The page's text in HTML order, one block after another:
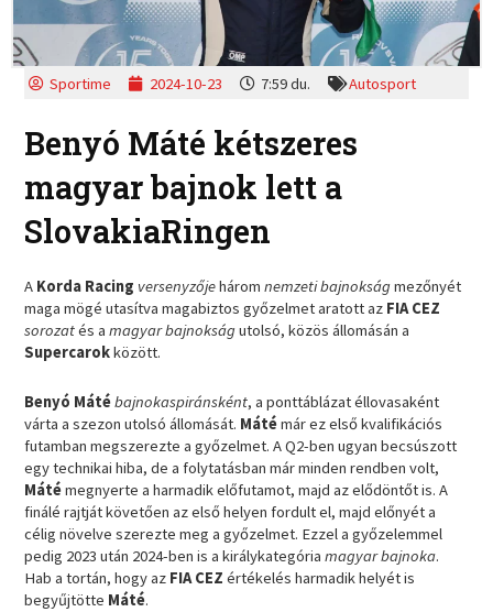
Sportime 2024-10-23 7:59 du. Autosport
Benyó Máté kétszeres
magyar bajnok lett a
SlovakiaRingen
A Korda Racing versenyzőjeháromnemzeti bajnokságmezőnyét
maga mögé utasítva magabiztos győzelmet aratott az FIA CEZ
sorozatés amagyar bajnokságutolsó, közös állomásán a
Supercarokközött.
Benyó Mátébajnokaspiránsként, a ponttáblázat éllovasaként
várta a szezon utolsó állomását. Mátémár ez első kvalifikációs
futamban megszerezte a győzelmet. A Q2-ben ugyan becsúszott
egy technikai hiba, de a folytatásban már minden rendben volt,
Mátémegnyerte a harmadik előfutamot, majd az elődöntőt is. A
finálé rajtját követően az első helyen fordult el, majd előnyét a
célig növelve szerezte meg a győzelmet. Ezzel a győzelemmel
pedig 2023 után 2024-ben is a királykategóriamagyar bajnoka.
Hab a tortán, hogy az FIA CEZ értékelés harmadik helyét is
begyűjtötte Máté.